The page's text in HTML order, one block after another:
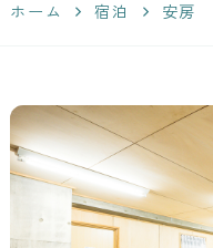
ホーム 宿泊 安房